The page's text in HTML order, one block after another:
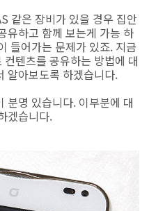
같은 장비가 있을 경우 집안
유하고 함께 보는게 가능 하
들어가는 문제가 있죠. 지금
텐츠를 공유하는 방법에 대
알아보도록 하겠습니다.
분명 있습니다. 이부분에 대
겠습니다.